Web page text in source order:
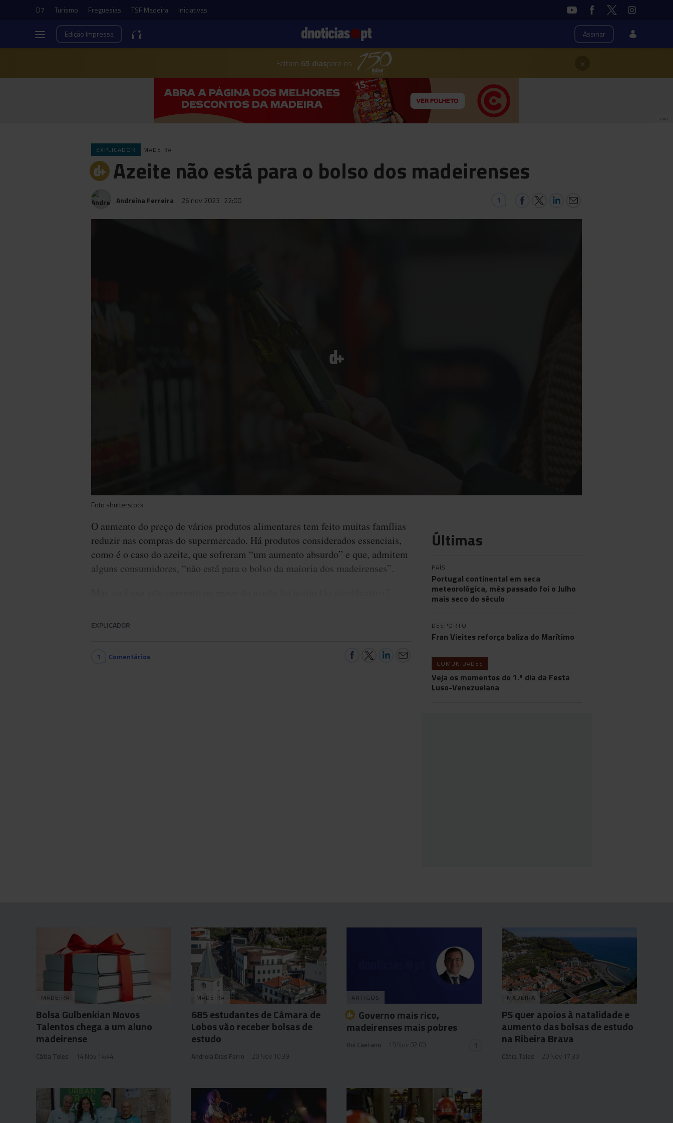
D7 Turismo Freguesias TSF Madeira Iniciativas
Assinar
Edição Impressa
Faltam 65 diaspara os ×
PUB
EXPLICADOR MADEIRA
Azeite não está para o bolso dos madeirenses
Andreína Ferreira 26 nov 2023 22:00 1
Foto shutterstock
O aumento do preço de vários produtos alimentares tem feito muitas famílias
reduzir nas compras do supermercado. Há produtos considerados essenciais,
como é o caso do azeite, que sofreram “um aumento absurdo” e que, admitem
alguns consumidores, “não está para o bolso da maioria dos madeirenses”.
EXPLICADOR
1 Comentários
Últimas
PAÍS
Portugal continental em seca
meteorológica, mês passado foi o Julho
mais seco do século
DESPORTO
Fran Vieites reforça baliza do Marítimo
COMUNIDADES
Veja os momentos do 1.º dia da Festa
Luso-Venezuelana
MADEIRA
Bolsa Gulbenkian Novos
Talentos chega a um aluno
madeirense
Cátia Teles 14 Nov 14:44
MADEIRA
685 estudantes de Câmara de
Lobos vão receber bolsas de
estudo
Andreia Dias Ferro 20 Nov 10:39
ARTIGOS
Governo mais rico,
madeirenses mais pobres
Rui Caetano 19 Nov 02:00 1
MADEIRA
PS quer apoios à natalidade e
aumento das bolsas de estudo
na Ribeira Brava
Cátia Teles 20 Nov 17:30